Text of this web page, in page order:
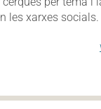
les xarxes socials.